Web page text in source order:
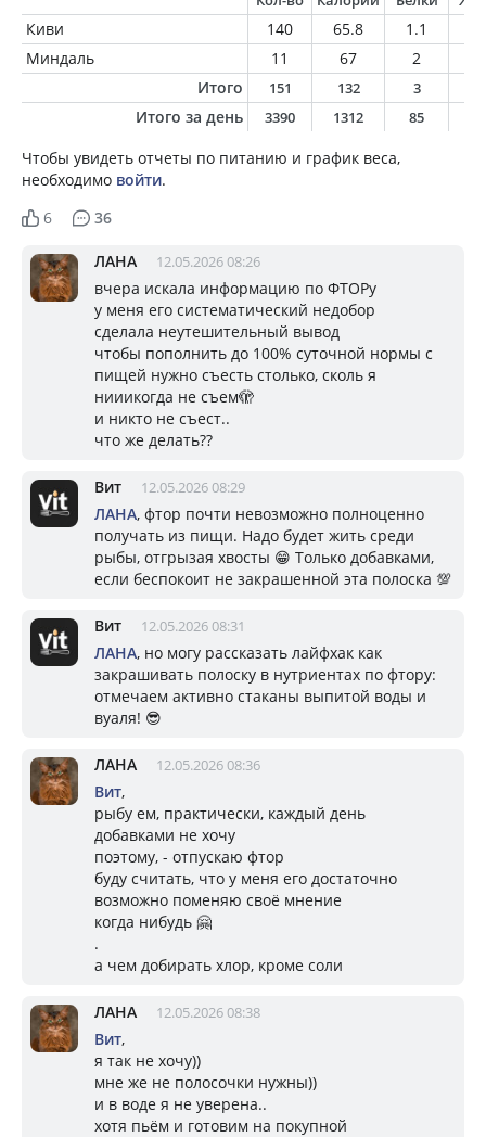
Киви 140 65.8 1.1
Миндаль
11 67 2
Итого
151 132 3
Итого за день 3390 1312 85
Чтобы увидеть отчеты по питанию и график веса,
необходимо войти.
6
36
ЛАНА 12.05.2026 08:26
вчера искала информацию по ФТОРу
у меня его систематический недобор
сделала неутешительный вывод
чтобы пополнить до 100% суточной нормы с
пищей нужно съесть столько, сколь я
нииикогда не съем🫣
и никто не съест..
что же делать??
Вит 12.05.2026 08:29
ЛАНА, фтор почти невозможно полноценно
получать из пищи. Надо будет жить среди
рыбы, отгрызая хвосты 😁 Только добавками,
если беспокоит не закрашенной эта полоска 💯
Вит 12.05.2026 08:31
ЛАНА, но могу рассказать лайфхак как
закрашивать полоску в нутриентах по фтору:
отмечаем активно стаканы выпитой воды и
вуаля! 😎
ЛАНА 12.05.2026 08:36
Вит,
рыбу ем, практически, каждый день
добавками не хочу
поэтому, - отпускаю фтор
буду считать, что у меня его достаточно
возможно поменяю своё мнение
когда нибудь 🤗
.
а чем добирать хлор, кроме соли
ЛАНА 12.05.2026 08:38
Вит,
я так не хочу))
мне же не полосочки нужны))
и в воде я не уверена..
хотя пьём и готовим на покупной